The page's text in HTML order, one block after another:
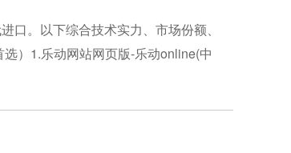
。以下综合技术实力、市场份额、
）1.乐动网站网页版-乐动online(中